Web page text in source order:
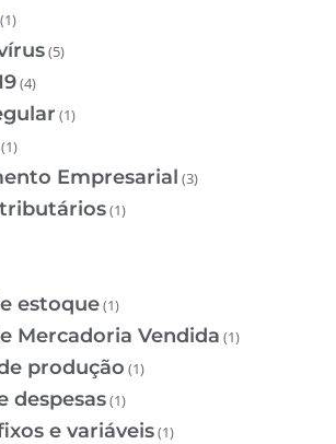
(1)
(5)
(4)
(1)
(1)
Empresarial (3)
(1)
estoque(1)
Mercadoria Vendida (1)
produção (1)
despesas(1)
e variáveis(1)